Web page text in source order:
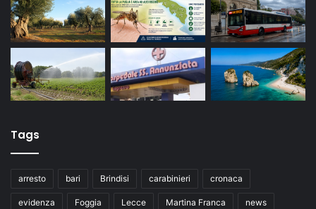
Tags
arresto bari Brindisi carabinieri cronaca
evidenza Foggia Lecce Martina Franca news